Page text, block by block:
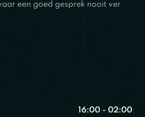
een goed gesprek nooit ver
16:00 - 02:00